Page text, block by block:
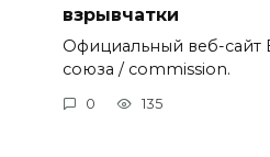
взрывчатки
Официальный веб-сайт
союза / commission.
0 135